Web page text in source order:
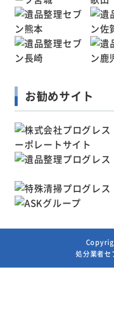
お勧めサイト
処分業者セ